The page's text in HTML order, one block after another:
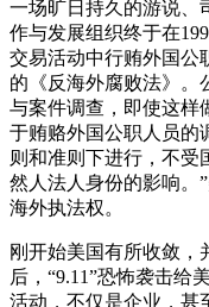
一场旷日持久的游说、
作与发展组织终于在
交易活动中行贿外国公
的《反海外腐败法》。
与案件调查，即使这样
于贿赂外国公职人员的
则和准则下进行，不受
然人法人身份的影响。
海外执法权。
刚开始美国有所收敛，
后，“9.11”恐怖袭击给
活动，不仅是企业，甚